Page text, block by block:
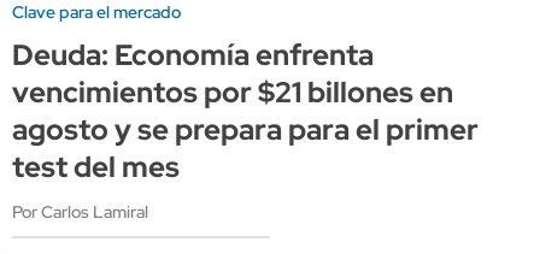
Clave para el mercado
Deuda: Economía enfrenta
vencimientos por $21 billones en
agosto y se prepara para el primer
test del mes
Por Carlos Lamiral